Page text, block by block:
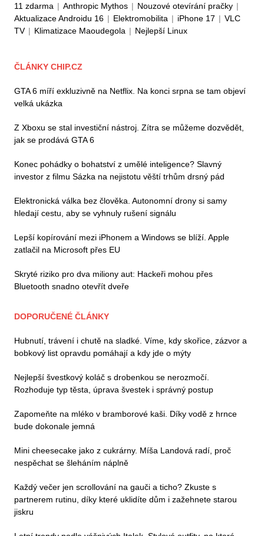
11 zdarma | Anthropic Mythos | Nouzové otevírání pračky |
Aktualizace Androidu 16 | Elektromobilita | iPhone 17 | VLC
TV | Klimatizace Maoudegola | Nejlepší Linux
ČLÁNKY CHIP.CZ
GTA 6 míří exkluzivně na Netflix. Na konci srpna se tam objeví
velká ukázka
Z Xboxu se stal investiční nástroj. Zítra se můžeme dozvědět,
jak se prodává GTA 6
Konec pohádky o bohatství z umělé inteligence? Slavný
investor z filmu Sázka na nejistotu věští trhům drsný pád
Elektronická válka bez člověka. Autonomní drony si samy
hledají cestu, aby se vyhnuly rušení signálu
Lepší kopírování mezi iPhonem a Windows se blíží. Apple
zatlačil na Microsoft přes EU
Skryté riziko pro dva miliony aut: Hackeři mohou přes
Bluetooth snadno otevřít dveře
DOPORUČENÉ ČLÁNKY
Hubnutí, trávení i chutě na sladké. Víme, kdy skořice, zázvor a
bobkový list opravdu pomáhají a kdy jde o mýty
Nejlepší švestkový koláč s drobenkou se nerozmočí.
Rozhoduje typ těsta, úprava švestek i správný postup
Zapomeňte na mléko v bramborové kaši. Díky vodě z hrnce
bude dokonale jemná
Mini cheesecake jako z cukrárny. Míša Landová radí, proč
nespěchat se šleháním náplně
Každý večer jen scrollování na gauči a ticho? Zkuste s
partnerem rutinu, díky které uklidíte dům i zažehnete starou
jiskru